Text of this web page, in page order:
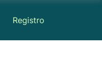
Registro